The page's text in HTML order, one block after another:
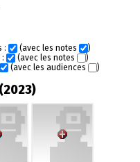
: (avec les notes
)
(avec les notes
)
(avec les audiences )